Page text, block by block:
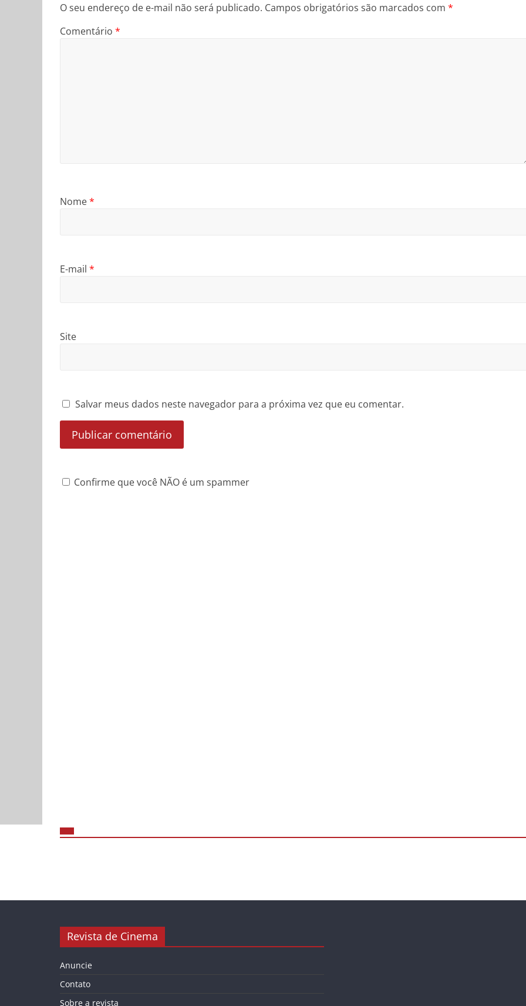
O seu endereço de e-mail não será publicado. Campos obrigatórios são marcados com *
Comentário *
Nome*
E-mail *
Site
Salvar meus dados neste navegador para a próxima vez que eu comentar.
Confirme que você NÃO é um spammer
Revista de Cinema
Anuncie
Contato
Sobre a revista